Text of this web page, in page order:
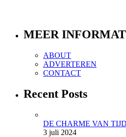
MEER
ABOUT
ADVERTEREN
CONTACT
Recent Posts
DE CHARME VAN
3 juli 2024